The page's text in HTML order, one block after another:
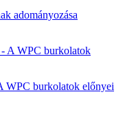
adományozása
WPC burkolatok előnyei